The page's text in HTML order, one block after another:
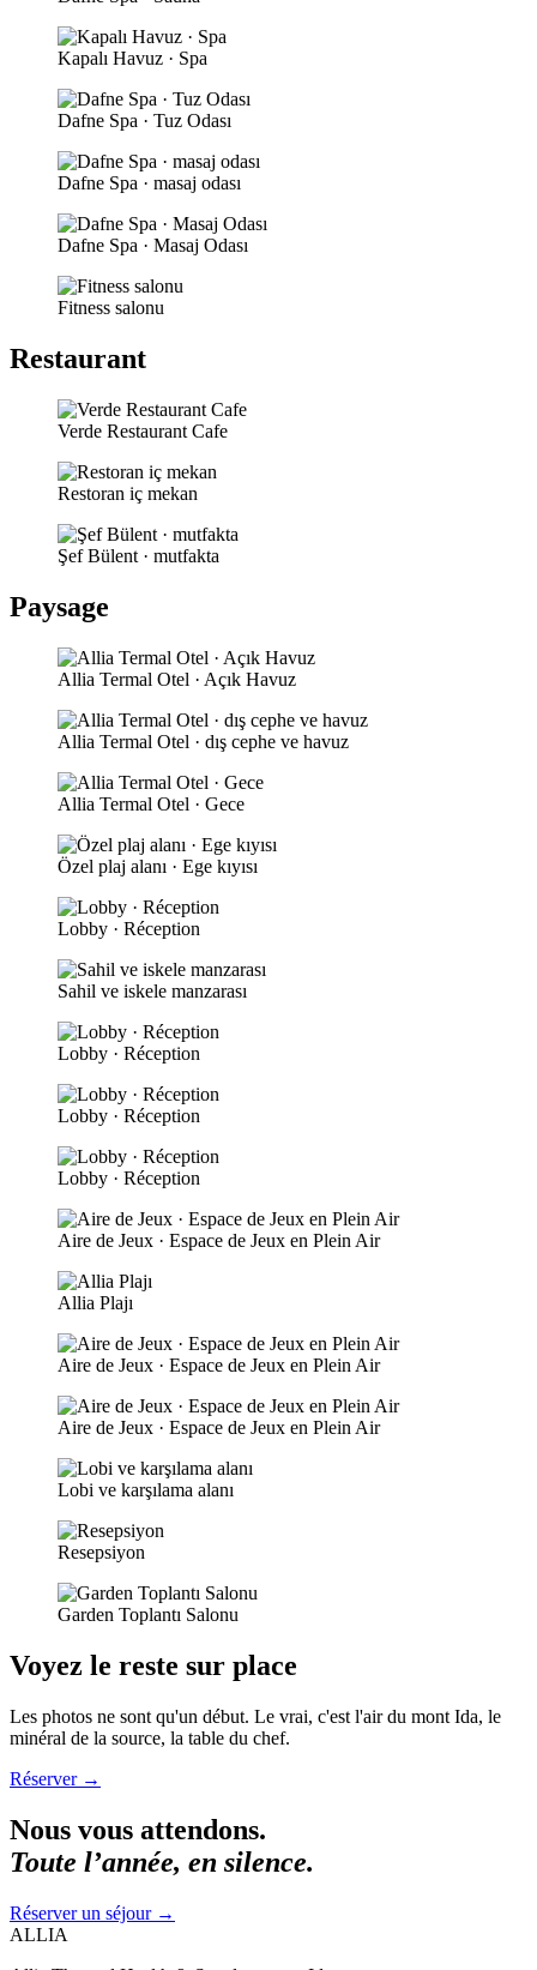
Kapalı Havuz · Spa
Dafne Spa · Tuz Odası
Dafne Spa · masaj odası
Dafne Spa · Masaj Odası
Fitness salonu
Restaurant
Verde Restaurant Cafe
Restoran iç mekan
Şef Bülent · mutfakta
Paysage
Allia Termal Otel · Açık Havuz
Allia Termal Otel · dış cephe ve havuz
Allia Termal Otel · Gece
Özel plaj alanı · Ege kıyısı
Lobby · Réception
Sahil ve iskele manzarası
Lobby · Réception
Lobby · Réception
Lobby · Réception
Aire de Jeux · Espace de Jeux en Plein Air
Allia Plajı
Aire de Jeux · Espace de Jeux en Plein Air
Aire de Jeux · Espace de Jeux en Plein Air
Lobi ve karşılama alanı
Resepsiyon
Garden Toplantı Salonu
Voyez le reste sur place
Les photos ne sont qu'un début. Le vrai, c'est l'air du mont Ida, le
minéral de la source, la table du chef.
Réserver →
Nous vous attendons.
Toute l’année, en silence.
Réserver un séjour →
ALLIA